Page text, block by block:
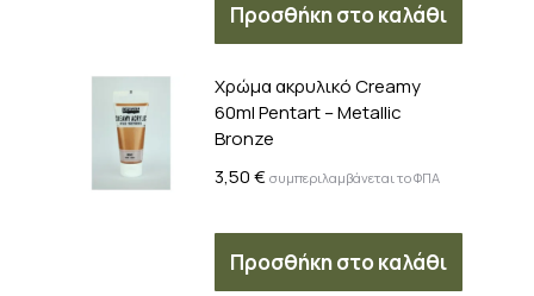
Προσθήκη στο καλάθι
Χρώμα ακρυλικό Creamy
60ml Pentart – Metallic
Bronze
3,50€ συμπεριλαμβάνεται το ΦΠΑ
Προσθήκη στο καλάθι